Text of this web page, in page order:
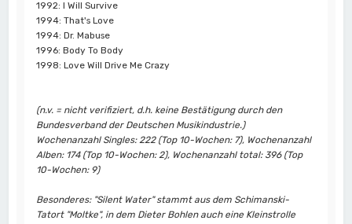
1992: I Will Survive
1994: That's Love
1994: Dr. Mabuse
1996: Body To Body
1998: Love Will Drive Me Crazy
(n.v. = nicht verifiziert, d.h. keine Bestätigung durch den
Bundesverband der Deutschen Musikindustrie.)
Wochenanzahl Singles: 222 (Top 10-Wochen: 7), Wochenanzahl
Alben: 174 (Top 10-Wochen: 2), Wochenanzahl total: 396 (Top
10-Wochen: 9)
Besonderes: "Silent Water" stammt aus dem Schimanski-
Tatort "Moltke", in dem Dieter Bohlen auch eine Kleinstrolle